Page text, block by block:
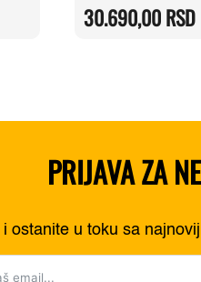
bila:
30.690,00RSD
PRIJAVA ZA
ostanite u toku sa